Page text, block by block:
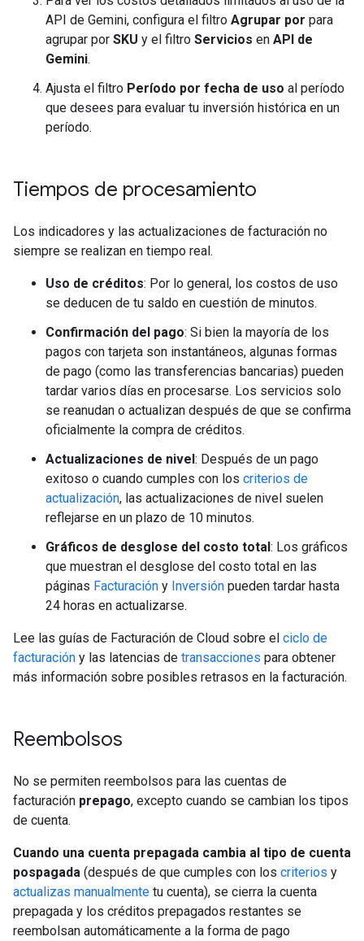
API de Gemini, configura el filtro Agrupar por para
agrupar por SKU y el filtro Servicios en API de
Gemini.
Ajusta el filtro Período por fecha de uso al período
que desees para evaluar tu inversión histórica en un
período.
Tiempos de procesamiento
Los indicadores y las actualizaciones de facturación no
siempre se realizan en tiempo real.
Uso de créditos: Por lo general, los costos de uso
se deducen de tu saldo en cuestión de minutos.
Confirmación del pago: Si bien la mayoría de los
pagos con tarjeta son instantáneos, algunas formas
de pago (como las transferencias bancarias) pueden
tardar varios días en procesarse. Los servicios solo
se reanudan o actualizan después de que se confirma
oficialmente la compra de créditos.
Actualizaciones de nivel: Después de un pago
exitoso o cuando cumples con los criterios de
actualización, las actualizaciones de nivel suelen
reflejarse en un plazo de 10 minutos.
Gráficos de desglose del costo total: Los gráficos
que muestran el desglose del costo total en las
páginas Facturación y Inversión pueden tardar hasta
24 horas en actualizarse.
Lee las guías de Facturación de Cloud sobre el ciclo de
facturación y las latencias de transacciones para obtener
más información sobre posibles retrasos en la facturación.
Reembolsos
No se permiten reembolsos para las cuentas de
facturación prepago, excepto cuando se cambian los tipos
de cuenta.
Cuando una cuenta prepagada cambia al tipo de cuenta
pospagada (después de que cumples con los criterios y
actualizas manualmente tu cuenta), se cierra la cuenta
prepagada y los créditos prepagados restantes se
reembolsan automáticamente a la forma de pago